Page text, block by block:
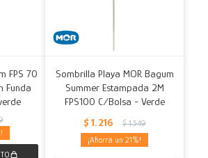
FPS 70
Funda
Sombrilla Playa MOR Bagum
Summer Estampada 2M
FPS100 C/Bolsa - Verde
$ 1.216 $ 1.549
21